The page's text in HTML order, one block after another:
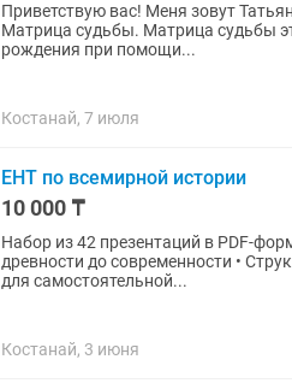
Приветствую вас! Меня зовут
Матрица судьбы. Матрица судьбы это нумерологический расчет, посредством вашей даты
рождения при помощи...
Костанай, 7 июля
ЕНТ по всемирной истории
10 000 ₸
Набор из 42 презентаций в PDF-формате по
древности до современности •
для самостоятельной...
Костанай, 3 июня